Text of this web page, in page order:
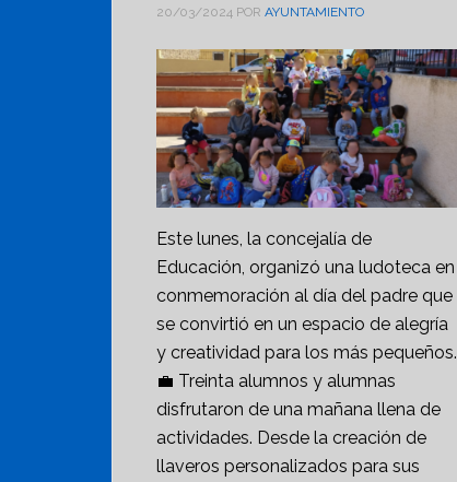
20/03/2024 POR AYUNTAMIENTO
Este lunes, la concejalía de
Educación, organizó una ludoteca en
conmemoración al día del padre que
se convirtió en un espacio de alegría
y creatividad para los más pequeños.
💼 Treinta alumnos y alumnas
disfrutaron de una mañana llena de
actividades. Desde la creación de
llaveros personalizados para sus